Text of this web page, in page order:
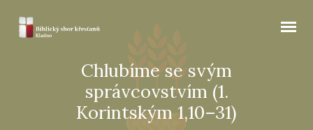
Chlubíme se svým
správcovstvím (1.
Korintským 1,10–31)